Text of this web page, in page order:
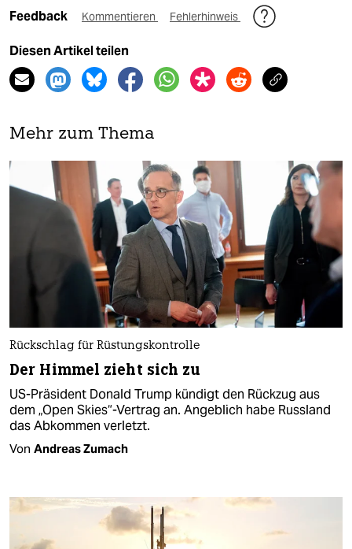
Feedback Kommentieren Fehlerhinweis
Diesen Artikel teilen
Mehr zum Thema
Rückschlag für Rüstungskontrolle
Der Himmel zieht sich zu
US-Präsident Donald Trump kündigt den Rückzug aus
dem „Open Skies“-Vertrag an. Angeblich habe Russland
das Abkommen verletzt.
Von Andreas Zumach